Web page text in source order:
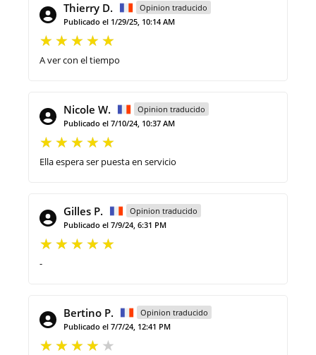
Thierry D.
Opinion traducido
Publicado el 1/29/25, 10:14 AM
A ver con el tiempo
Nicole W.
Opinion traducido
Publicado el 7/10/24, 10:37 AM
Ella espera ser puesta en servicio
Gilles P.
Opinion traducido
Publicado el 7/9/24, 6:31 PM
-
Bertino P.
Opinion traducido
Publicado el 7/7/24, 12:41 PM